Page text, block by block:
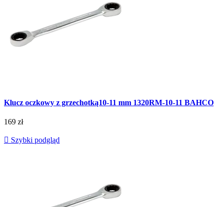
Klucz oczkowy z grzechotką10-11 mm 1320RM-10-11 BAHCO
169 zł
 Szybki podgląd